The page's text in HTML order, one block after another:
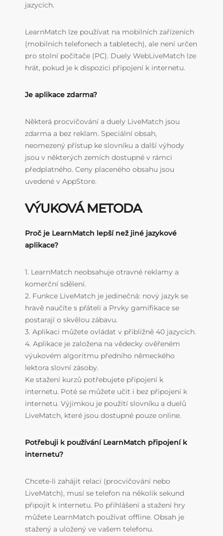
jazycích.
LearnMatch lze používat na mobilních zařízeních
(mobilních telefonech a tabletech), ale není určen
pro stolní počítače (PC). Duely WebLiveMatch lze
hrát, pokud je k dispozici připojení k internetu.
Je aplikace zdarma?
Některá procvičování a duely LiveMatch jsou
zdarma a bez reklam. Speciální obsah,
neomezený přístup ke slovníku a další výhody
jsou v některých zemích dostupné v rámci
předplatného. Ceny placeného obsahu jsou
uvedené v AppStore.
VÝUKOVÁ METODA
Proč je LearnMatch lepší než jiné jazykové
aplikace?
1. LearnMatch neobsahuje otravné reklamy a
komerční sdělení.
2. Funkce LiveMatch je jedinečná: nový jazyk se
hravě naučíte s přáteli a Prvky gamifikace se
postarají o skvělou zábavu.
3. Aplikaci můžete ovládat v přibližně 40 jazycích.
4. Aplikace je založena na vědecky ověřeném
výukovém algoritmu předního německého
lektora slovní zásoby.
Ke stažení kurzů potřebujete připojení k
internetu. Poté se můžete učit i bez připojení k
internetu. Výjimkou je použití slovníku a duelů
LiveMatch, které jsou dostupné pouze online.
Potřebuji k používání LearnMatch připojení k
internetu?
Chcete-li zahájit relaci (procvičování nebo
LiveMatch), musí se telefon na několik sekund
připojit k internetu. Po přihlášení a stažení hry
můžete LearnMatch používat offline. Obsah je
stažený a uložený ve vašem telefonu.